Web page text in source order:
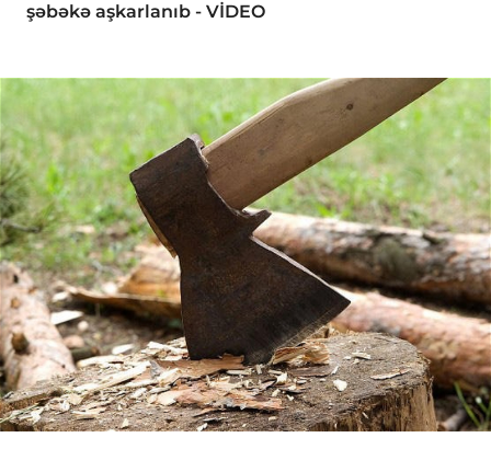
şəbəkə aşkarlanıb - VİDEO